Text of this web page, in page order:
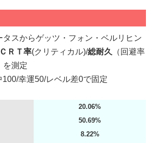
スからゲッツ・フォン・ベルリヒン
ＲＴ率(クリティカル)/総耐久
（回避率
を測定
幸運50/レベル差0で固定
20.06%
50.69%
8.22%